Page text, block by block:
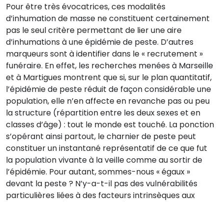
Pour être très évocatrices, ces modalités
d’inhumation de masse ne constituent certainement
pas le seul critère permettant de lier une aire
d’inhumations à une épidémie de peste. D’autres
marqueurs sont à identifier dans le « recrutement »
funéraire. En effet, les recherches menées à Marseille
et à Martigues montrent que si, sur le plan quantitatif,
l’épidémie de peste réduit de façon considérable une
population, elle n’en affecte en revanche pas ou peu
la structure (répartition entre les deux sexes et en
classes d’âge) : tout le monde est touché. La ponction
s’opérant ainsi partout, le charnier de peste peut
constituer un instantané représentatif de ce que fut
la population vivante à la veille comme au sortir de
l’épidémie. Pour autant, sommes-nous « égaux »
devant la peste ? N’y-a-t-il pas des vulnérabilités
particulières liées à des facteurs intrinsèques aux